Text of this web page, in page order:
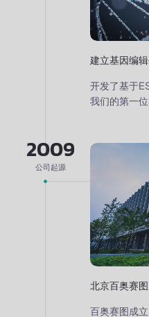
建立基因编
开发了基于
我们的第一
2009
公司起源
北京百奥赛
百奥赛图成